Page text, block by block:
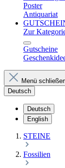
Poster
Antiquariat
Zur
Gutscheine
Menü
Deutsch
Deutsch
English
STEINE
Fossilien